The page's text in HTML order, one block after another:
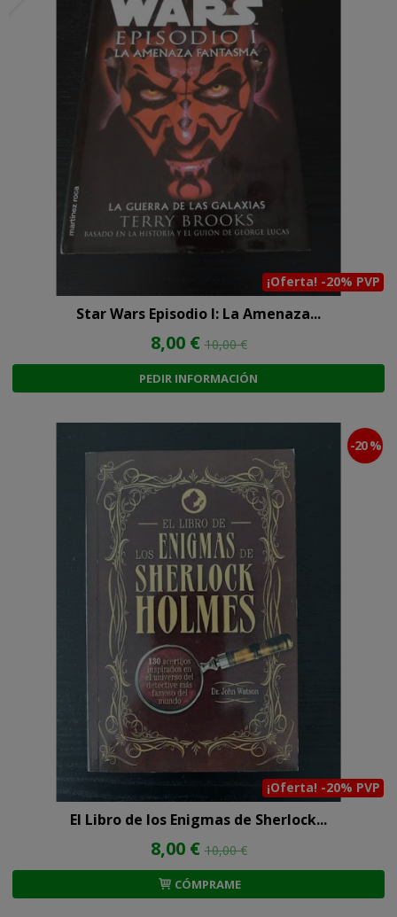
¡Oferta! -20% PVP
Star Wars Episodio I: La Amenaza...
8,00 €10,00 €
PEDIR INFORMACIÓN
¡Oferta! -20% PVP
-20 %
El Libro de los Enigmas de Sherlock...
8,00 €10,00 €
CÓMPRAME